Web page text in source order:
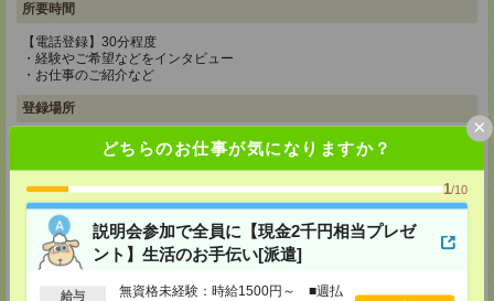
どちらのお仕事が気になりますか？
1/10
説明会参加で全員に【現金2千円相当プレゼ
ント】生活のお手伝い[派遣]
給与
無資格未経験：時給1500円～ ■週払
×
所要時間
【電話登録】30分程度
・経験やご希望などをインタビュー
・お仕事のご紹介など
登録場所
CS新宿支店
〒163-1517
東京都新宿区西新宿 1-6-1 新宿エルタワー 17F
TEL：0120-659-458
MAIL：CS_SHINJUKU@manpowergroup.jp
担当：採用担当
CS立川支店
〒190-0012